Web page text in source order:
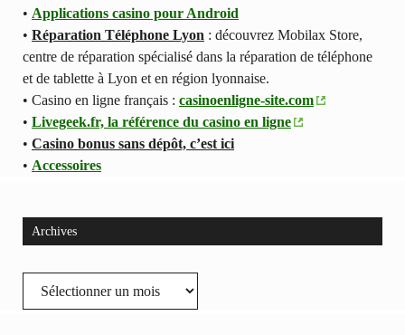
• Applications casino pour Android
• Réparation Téléphone Lyon : découvrez Mobilax Store,
centre de réparation spécialisé dans la réparation de téléphone
et de tablette à Lyon et en région lyonnaise.
• Casino en ligne français : casinoenligne-site.com
• Livegeek.fr, la référence du casino en ligne
• Casino bonus sans dépôt, c’est ici
• Accessoires
Archives
Archives